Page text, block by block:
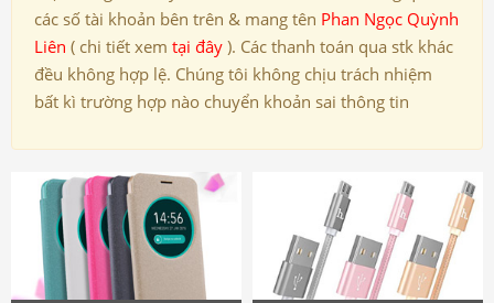
các số tài khoản bên trên & mang tên Phan Ngọc Quỳnh
Liên ( chi tiết xem tại đây ). Các thanh toán qua stk khác
đều không hợp lệ. Chúng tôi không chịu trách nhiệm
bất kì trường hợp nào chuyển khoản sai thông tin